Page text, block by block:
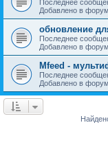
Последнее
Добавлено в
обновление
Последнее
Добавлено в
Mfeed -
Последнее
Добавлено в